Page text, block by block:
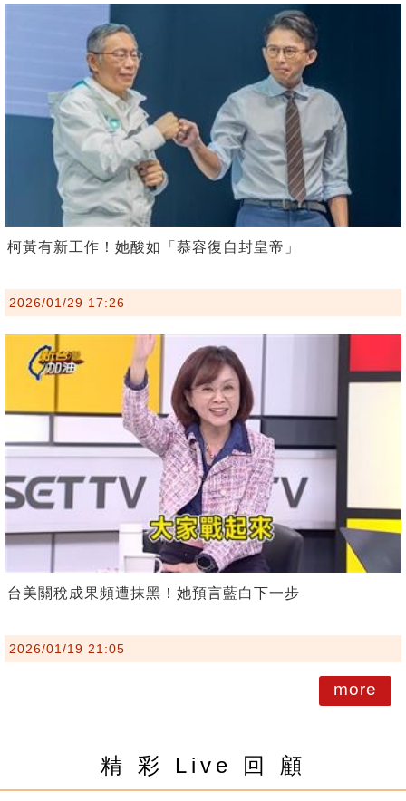
柯黃有新工作！她酸如「慕容復自封皇帝」
2026/01/29 17:26
台美關稅成果頻遭抹黑！她預言藍白下一步
2026/01/19 21:05
more
精 彩 Live 回 顧